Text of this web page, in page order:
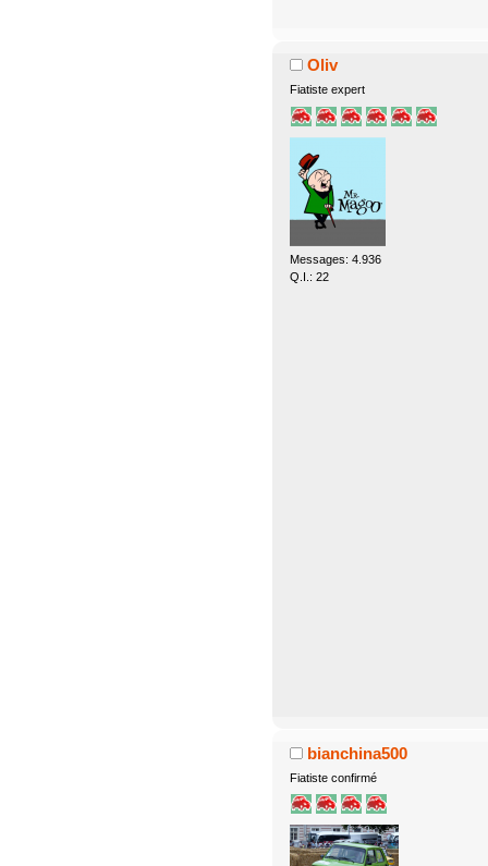
Oliv
Fiatiste expert
Messages: 4.936
Q.I.: 22
bianchina500
Fiatiste confirmé